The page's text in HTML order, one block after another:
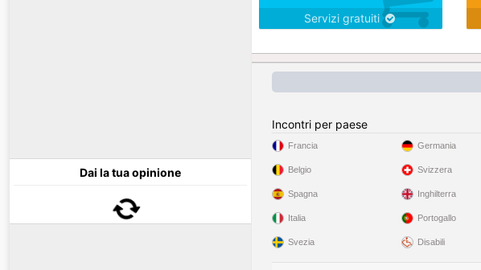
Dai la tua opinione
Servizi gratuiti
Incontri per paese
Francia
Belgio
Spagna
Italia
Svezia
Germania
Svizzera
Inghilterra
Portogallo
Disabili